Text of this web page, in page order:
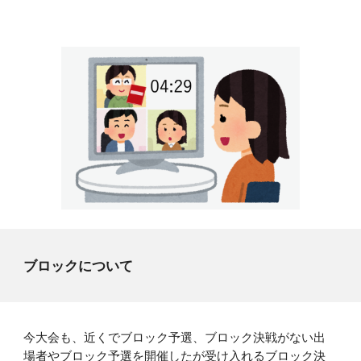
ブロックについて
今大会 も 、近くでブロック予選、 ブロック決戦がない出
場者やブロック予選を開催したが受け入れるブロック決